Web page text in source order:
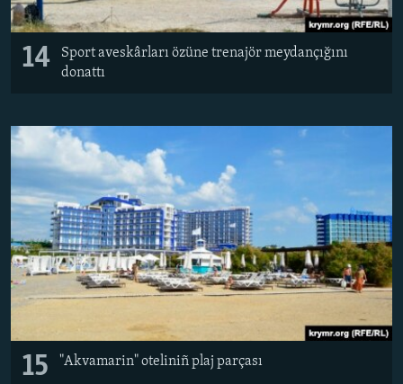
14
Sport aveskârları özüne trenajör meydançığını
donattı
15 "Akvamarin" oteliniñ plaj parçası